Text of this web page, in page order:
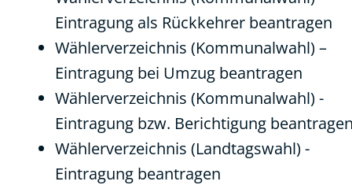
Eintragung als Rückkehrer beantragen
Wählerverzeichnis (Kommunalwahl) –
Eintragung bei Umzug beantragen
Wählerverzeichnis (Kommunalwahl) -
Eintragung bzw. Berichtigung
Wählerverzeichnis (Landtagswahl) -
Eintragung beantragen